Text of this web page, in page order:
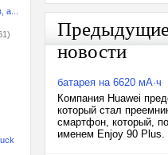
а...
новости
батарея на 6620 мА·ч
Компания Huawei
который стал
смартфон, который,
именем Enjoy 90 Plus.